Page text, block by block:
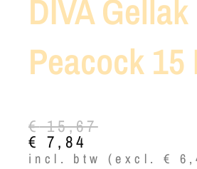
DIVA Gellak
Peacock 15
€15,67
Oorspronkelijke
prijs
was:
€ 7,84
Huidige
prijs
is:
incl. btw (excl. €